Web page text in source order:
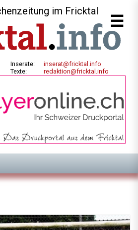
im Fricktal
Inserate:
Texte:
inserat@fricktal.info
redaktion@fricktal.info